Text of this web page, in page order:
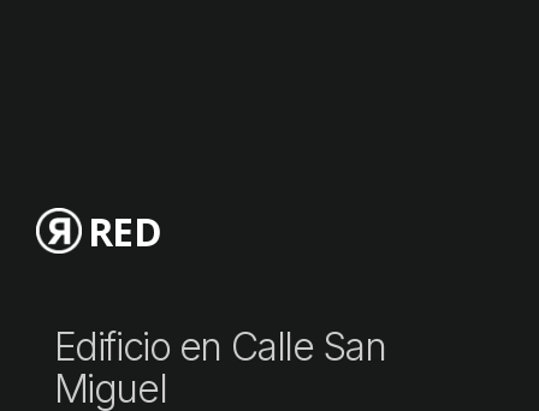
RED
Edificio en Calle San
Miguel